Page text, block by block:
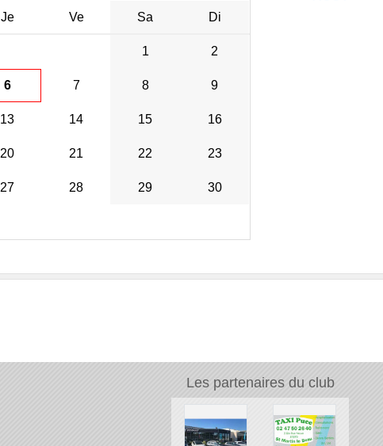
Je Ve Sa Di
1 2
6 7 8 9
13 14 15 16
20 21 22 23
27 28 29 30
Les partenaires du club